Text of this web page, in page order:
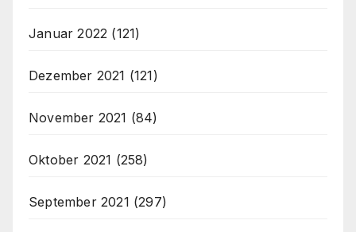
Januar 2022 (121)
Dezember 2021 (121)
November 2021 (84)
Oktober 2021 (258)
September 2021 (297)